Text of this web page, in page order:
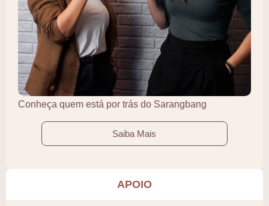
Conheça quem está por trás do Sarangbang
Saiba Mais
APOIO